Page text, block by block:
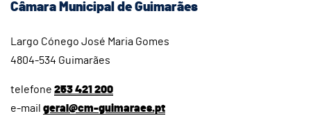
Câmara Municipal de Guimarães
Largo Cónego José Maria Gomes
4804-534 Guimarães
telefone 253 421 200
e-mail geral@cm-guimaraes.pt